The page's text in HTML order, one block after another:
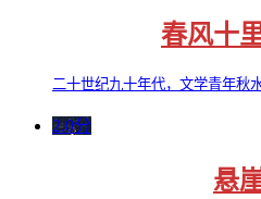
春风十
二十世纪九十年代，文学青年秋水
2.0分
悬